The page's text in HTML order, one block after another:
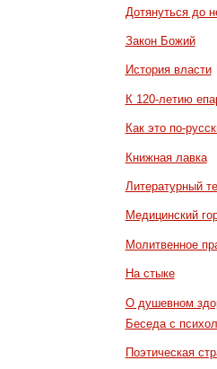
Дотянуться до
Закон Божий
История власти
К 120-летию
Как это по-
Книжная лавка
Литературный
Медицинский
Молитвенное
На стыке
О душевном
Беседа с
Поэтическая